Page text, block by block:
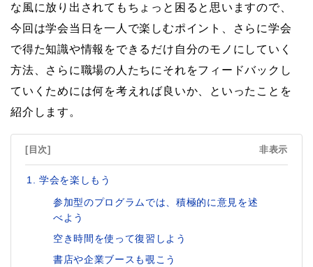
な風に放り出されてもちょっと困ると思いますので、
今回は学会当日を一人で楽しむポイント、さらに学会
で得た知識や情報をできるだけ自分のモノにしていく
方法、さらに職場の人たちにそれをフィードバックし
ていくためには何を考えれば良いか、といったことを
紹介します。
[目次] 非表示
学会を楽しもう
参加型のプログラムでは、積極的に意見を述
べよう
空き時間を使って復習しよう
書店や企業ブースも覗こう